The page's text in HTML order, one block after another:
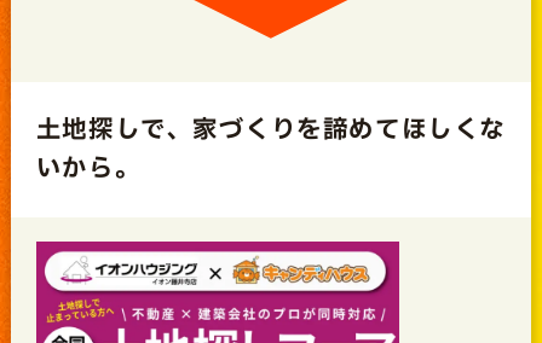
土地探しで、家づくりを諦めてほしくな
いから。